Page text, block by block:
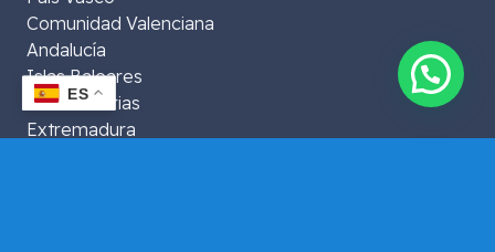
Comunidad Valenciana
Andalucía
Islas Baleares
Islas Canarias
Extremadura
ES